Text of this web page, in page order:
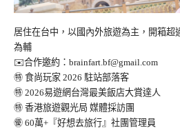
居住在台中，以國內外旅遊為主，開箱超
為輔
✉️合作邀約： brainfart.bf@gmail.com
㊕ 食尚玩家 2026 駐站部落客
㊕ 2026易遊網台灣最美飯店大賞達人
㊕ 香港旅遊觀光局 媒體採訪團
㊝ 60萬+『好想去旅行』社團管理員